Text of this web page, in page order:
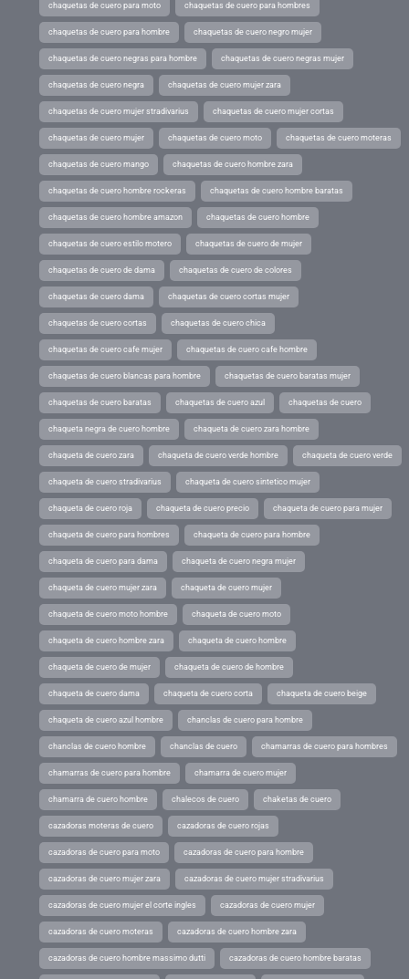
chaquetas de cuero para moto chaquetas de cuero para hombres
chaquetas de cuero para hombre chaquetas de cuero negro mujer
chaquetas de cuero negras para hombre chaquetas de cuero negras mujer
chaquetas de cuero negra chaquetas de cuero mujer zara
chaquetas de cuero mujer stradivarius chaquetas de cuero mujer cortas
chaquetas de cuero mujer chaquetas de cuero moto chaquetas de cuero moteras
chaquetas de cuero mango chaquetas de cuero hombre zara
chaquetas de cuero hombre rockeras chaquetas de cuero hombre baratas
chaquetas de cuero hombre amazon chaquetas de cuero hombre
chaquetas de cuero estilo motero chaquetas de cuero de mujer
chaquetas de cuero de dama chaquetas de cuero de colores
chaquetas de cuero dama chaquetas de cuero cortas mujer
chaquetas de cuero cortas chaquetas de cuero chica
chaquetas de cuero cafe mujer chaquetas de cuero cafe hombre
chaquetas de cuero blancas para hombre chaquetas de cuero baratas mujer
chaquetas de cuero baratas chaquetas de cuero azul chaquetas de cuero
chaqueta negra de cuero hombre chaqueta de cuero zara hombre
chaqueta de cuero zara chaqueta de cuero verde hombre chaqueta de cuero verde
chaqueta de cuero stradivarius chaqueta de cuero sintetico mujer
chaqueta de cuero roja chaqueta de cuero precio chaqueta de cuero para mujer
chaqueta de cuero para hombres chaqueta de cuero para hombre
chaqueta de cuero para dama chaqueta de cuero negra mujer
chaqueta de cuero mujer zara chaqueta de cuero mujer
chaqueta de cuero moto hombre chaqueta de cuero moto
chaqueta de cuero hombre zara chaqueta de cuero hombre
chaqueta de cuero de mujer chaqueta de cuero de hombre
chaqueta de cuero dama chaqueta de cuero corta chaqueta de cuero beige
chaqueta de cuero azul hombre chanclas de cuero para hombre
chanclas de cuero hombre chanclas de cuero chamarras de cuero para hombres
chamarras de cuero para hombre chamarra de cuero mujer
chamarra de cuero hombre chalecos de cuero chaketas de cuero
cazadoras moteras de cuero cazadoras de cuero rojas
cazadoras de cuero para moto cazadoras de cuero para hombre
cazadoras de cuero mujer zara cazadoras de cuero mujer stradivarius
cazadoras de cuero mujer el corte ingles cazadoras de cuero mujer
cazadoras de cuero moteras cazadoras de cuero hombre zara
cazadoras de cuero hombre massimo dutti cazadoras de cuero hombre baratas